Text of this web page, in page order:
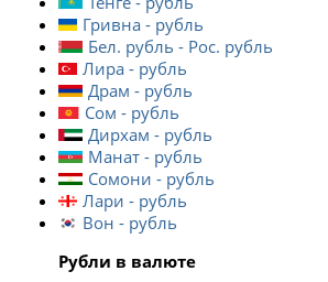
Гривна - рубль
Бел. рубль - Рос. рубль
Лира - рубль
Драм - рубль
Сом - рубль
Дирхам - рубль
Манат - рубль
Сомони - рубль
Лари - рубль
Вон - рубль
Рубли в валюте